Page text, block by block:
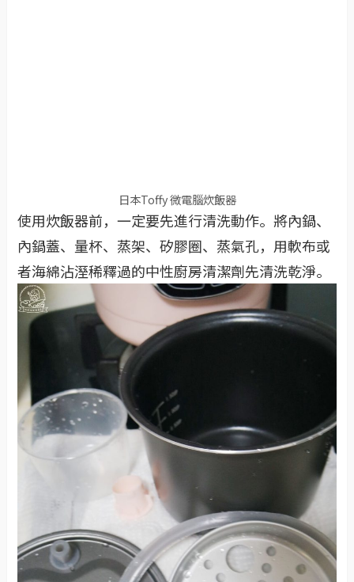
日本Toffy 微電腦炊飯器
使用炊飯器前，一定要先進行清洗動作。將內鍋、
內鍋蓋、量杯、蒸架、矽膠圈、蒸氣孔，用軟布或
者海綿沾溼稀釋過的中性廚房清潔劑先清洗乾淨。